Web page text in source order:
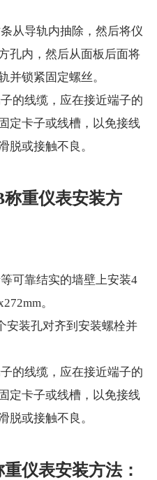
导轨内抽除，然后将仪
孔内，然后从面板后面将
并锁紧固定螺丝。
线缆，应在接近端子的
定卡子或线槽，以免接线
脱或接触不良。
重仪表安装方
靠结实的墙壁上安装4
。
装孔对齐到安装螺栓并
线缆，应在接近端子的
定卡子或线槽，以免接线
脱或接触不良。
仪表安装方法：